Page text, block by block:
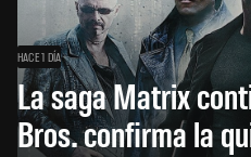
HACE 1 DÍA
La saga Matrix
Bros. confirma la